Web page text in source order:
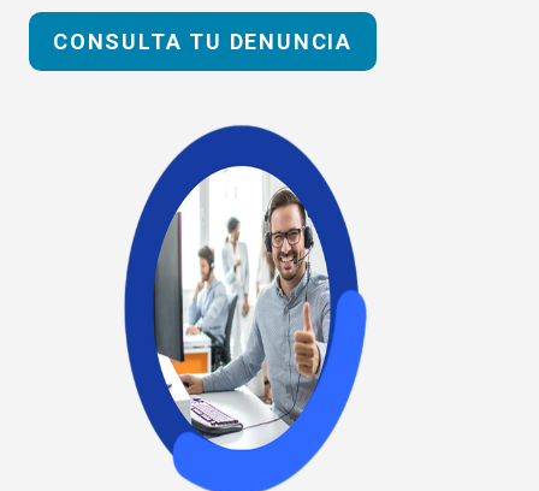
CONSULTA TU DENUNCIA